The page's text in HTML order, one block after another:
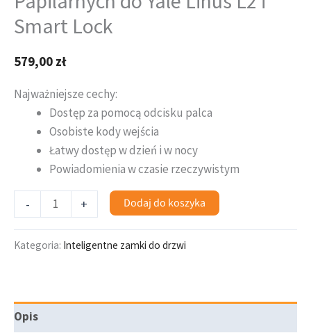
Smart Lock
579,00 zł
Najważniejsze cechy:
Dostęp za pomocą odcisku palca
Osobiste kody wejścia
Łatwy dostęp w dzień i w nocy
Powiadomienia w czasie rzeczywistym
- + Dodaj do koszyka
Kategoria: Inteligentne zamki do drzwi
Opis